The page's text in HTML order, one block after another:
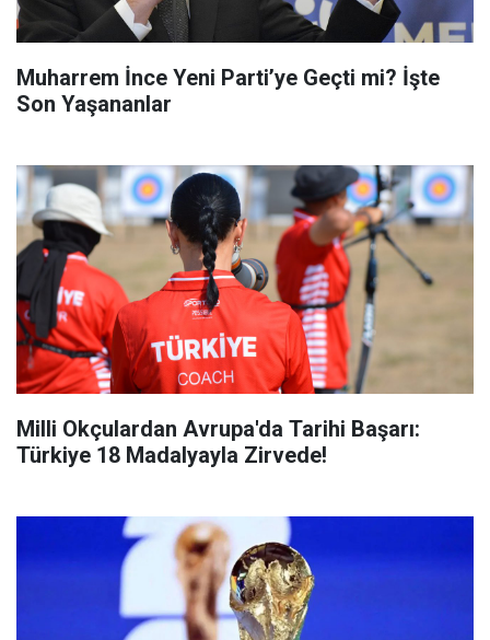
Muharrem İnce Yeni Parti’ye Geçti mi? İşte
Son Yaşananlar
Milli Okçulardan Avrupa'da Tarihi Başarı:
Türkiye 18 Madalyayla Zirvede!